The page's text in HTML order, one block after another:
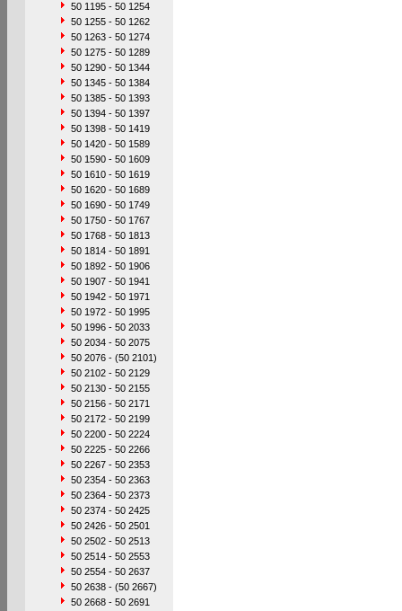
50 1195 - 50 1254
50 1255 - 50 1262
50 1263 - 50 1274
50 1275 - 50 1289
50 1290 - 50 1344
50 1345 - 50 1384
50 1385 - 50 1393
50 1394 - 50 1397
50 1398 - 50 1419
50 1420 - 50 1589
50 1590 - 50 1609
50 1610 - 50 1619
50 1620 - 50 1689
50 1690 - 50 1749
50 1750 - 50 1767
50 1768 - 50 1813
50 1814 - 50 1891
50 1892 - 50 1906
50 1907 - 50 1941
50 1942 - 50 1971
50 1972 - 50 1995
50 1996 - 50 2033
50 2034 - 50 2075
50 2076 - (50 2101)
50 2102 - 50 2129
50 2130 - 50 2155
50 2156 - 50 2171
50 2172 - 50 2199
50 2200 - 50 2224
50 2225 - 50 2266
50 2267 - 50 2353
50 2354 - 50 2363
50 2364 - 50 2373
50 2374 - 50 2425
50 2426 - 50 2501
50 2502 - 50 2513
50 2514 - 50 2553
50 2554 - 50 2637
50 2638 - (50 2667)
50 2668 - 50 2691